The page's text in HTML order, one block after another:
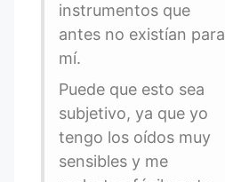
instrumentos que
antes no existían para
mí.
Puede que esto sea
subjetivo, ya que yo
tengo los oídos muy
sensibles y me